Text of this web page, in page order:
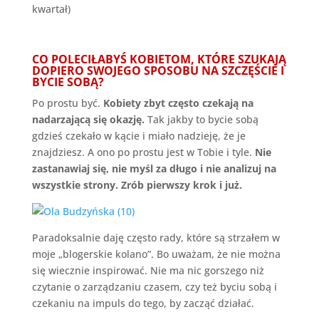
kwartał)
CO POLECIŁABYŚ KOBIETOM, KTÓRE SZUKAJĄ
DOPIERO SWOJEGO SPOSOBU NA SZCZĘŚCIE I
BYCIE SOBĄ?
Po prostu być. Kobiety zbyt często czekają na
nadarzającą się okazję. Tak jakby to bycie sobą
gdzieś czekało w kącie i miało nadzieję, że je
znajdziesz. A ono po prostu jest w Tobie i tyle. Nie
zastanawiaj się, nie myśl za długo i nie analizuj na
wszystkie strony. Zrób pierwszy krok i już.
Paradoksalnie daję często rady, które są strzałem w
moje „blogerskie kolano”. Bo uważam, że nie można
się wiecznie inspirować. Nie ma nic gorszego niż
czytanie o zarządzaniu czasem, czy też byciu sobą i
czekaniu na impuls do tego, by zacząć działać.